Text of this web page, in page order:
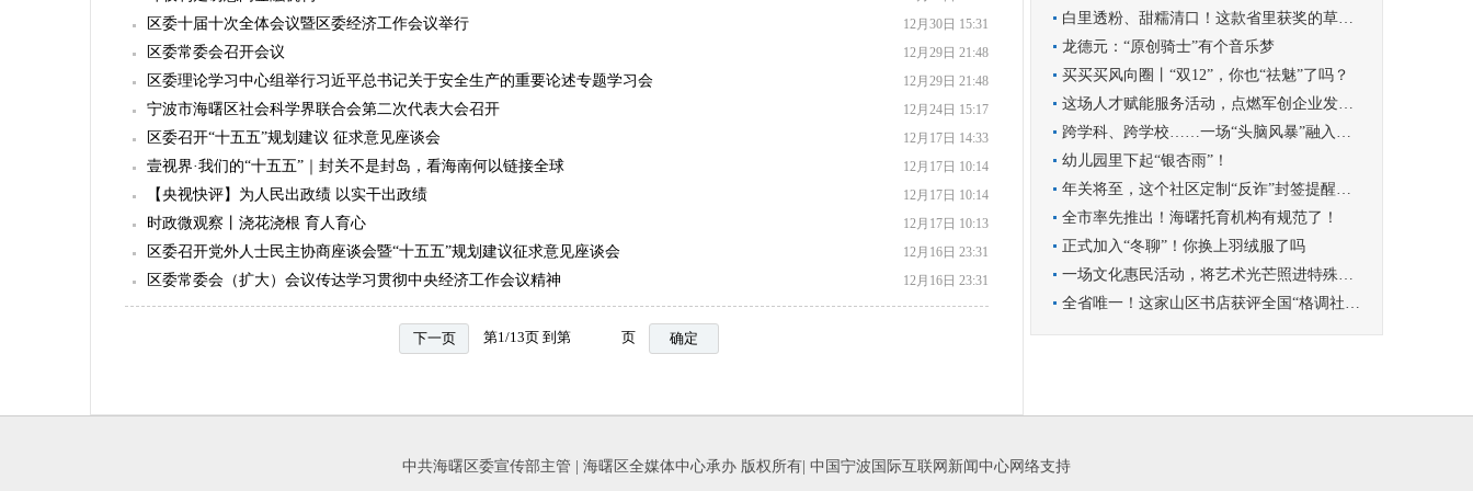
区委十届十次全体会议暨区委经济工作会议举行 12月30日 15:31
区委常委会召开会议 12月29日 21:48
区委理论学习中心组举行习近平总书记关于安全生产的重要论述专题学习会 12月29日 21:48
宁波市海曙区社会科学界联合会第二次代表大会召开 12月24日 15:17
区委召开“十五五”规划建议 征求意见座谈会 12月17日 14:33
壹视界·我们的“十五五”｜封关不是封岛，看海南何以链接全球 12月17日 10:14
【央视快评】为人民出政绩 以实干出政绩 12月17日 10:14
时政微观察丨浇花浇根 育人育心 12月17日 10:13
区委召开党外人士民主协商座谈会暨“十五五”规划建议征求意见座谈会 12月16日 23:31
区委常委会（扩大）会议传达学习贯彻中央经济工作会议精神 12月16日 23:31
下一页 第1/13页 到第 页 确定
白里透粉、甜糯清口！这款省里获奖的草莓你尝过吗？
龙德元：“原创骑士”有个音乐梦
买买买风向圈丨“双12”，你也“祛魅”了吗？
这场人才赋能服务活动，点燃军创企业发展新引擎
跨学科、跨学校……一场“头脑风暴”融入学科实践
幼儿园里下起“银杏雨”！
年关将至，这个社区定制“反诈”封签提醒群众守好钱袋子
全市率先推出！海曙托育机构有规范了！
正式加入“冬聊”！你换上羽绒服了吗
一场文化惠民活动，将艺术光芒照进特殊孩子的世界
全省唯一！这家山区书店获评全国“格调社区店”
中共海曙区委宣传部主管 | 海曙区全媒体中心承办 版权所有| 中国宁波国际互联网新闻中心网络支持